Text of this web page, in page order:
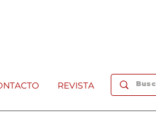
REVISTA